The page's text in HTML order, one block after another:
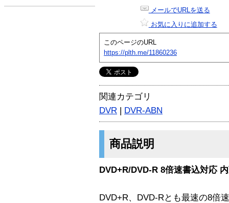
メールでURLを送る
お気に入りに追加する
このページのURL
https://plth.me/11860236
関連カテゴリ
DVR | DVR-ABN
商品説明
DVD+R/DVD-R 8倍速書込対応
DVD+R、DVD-Rとも最速の8倍